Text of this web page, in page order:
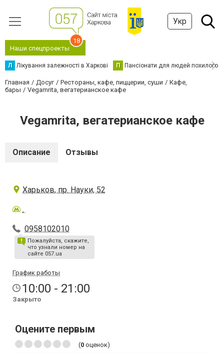
Укр
Наши спецпроекты
18
Л Лікування залежності в Харкові П Пансіонати для людей похилого
Главная Досуг Рестораны, кафе, пиццерии, суши
Кафе,
бары
Vegamrita, вегатерианское кафе
Vegamrita, вегатерианское кафе
Описание Отзывы
Харьков, пр. Науки, 52
.
0958102010
Пожалуйста, скажите,
что узнали номер на
сайте 057.ua
График работы
10:00 - 21:00
Закрыто
Оцените первым
(0 оценок)